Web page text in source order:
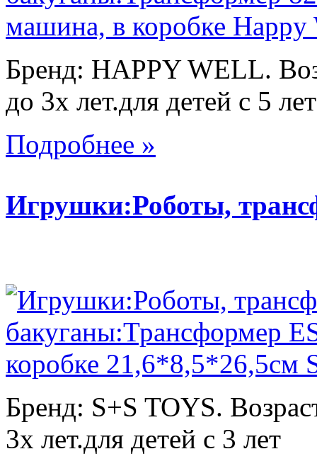
Бренд: HAPPY WELL.
до 3х лет.для детей с 5 лет
Подробнее »
Игрушки:Роботы,
Бренд: S+S TOYS.
3х лет.для детей с 3 лет